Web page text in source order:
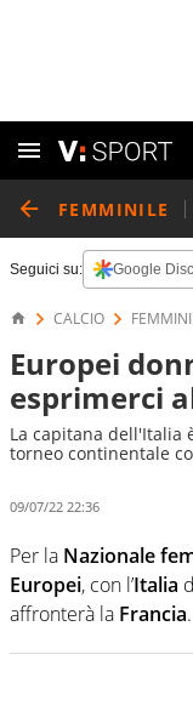
FEMMINILE
Seguici su: Google
CALCIO
Europei
esprimerci
La capitana dell'Italia
torneo continentale
09/07/22 22:36
Per la Nazionale
Europei, con l’Italia
affronterà la Francia.